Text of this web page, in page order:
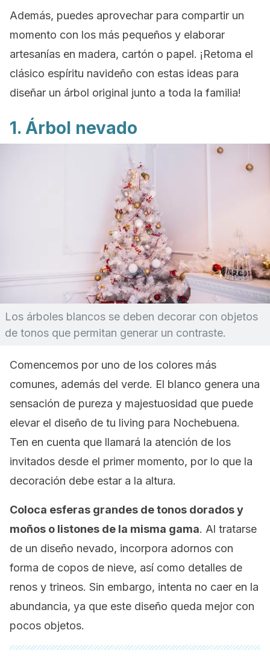
Además, puedes aprovechar para compartir un
momento con los más pequeños y elaborar
artesanías en madera, cartón o papel. ¡Retoma el
clásico espíritu navideño con estas ideas para
diseñar un árbol original junto a toda la familia!
1. Árbol nevado
Los árboles blancos se deben decorar con objetos
de tonos que permitan generar un contraste.
Comencemos por uno de los colores más
comunes, además del verde. El blanco genera una
sensación de pureza y majestuosidad que puede
elevar el diseño de tu living para Nochebuena.
Ten en cuenta que llamará la atención de los
invitados desde el primer momento, por lo que la
decoración debe estar a la altura.
Coloca esferas grandes de tonos dorados y
moños o listones de la misma gama. Al tratarse
de un diseño nevado, incorpora adornos con
forma de copos de nieve, así como detalles de
renos y trineos. Sin embargo, intenta no caer en la
abundancia, ya que este diseño queda mejor con
pocos objetos.